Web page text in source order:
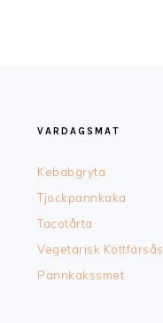
VARDAGSMAT
Kebabgryta
Tjockpannkaka
Tacotårta
Vegetarisk Köttfärsås
Pannkakssmet